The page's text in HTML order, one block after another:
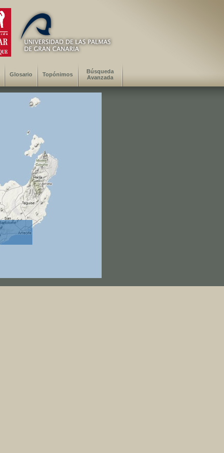
Glosario Topónimos
Búsqueda
Avanzada